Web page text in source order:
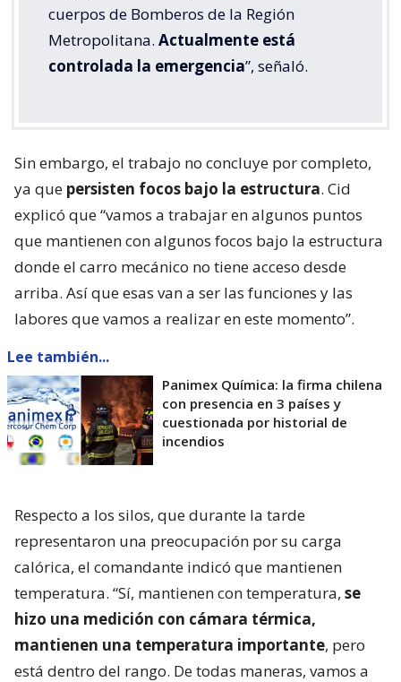
cuerpos de Bomberos de la Región
Metropolitana. Actualmente está
controlada la emergencia”, señaló.
Sin embargo, el trabajo no concluye por completo,
ya que persisten focos bajo la estructura. Cid
explicó que “vamos a trabajar en algunos puntos
que mantienen con algunos focos bajo la estructura
donde el carro mecánico no tiene acceso desde
arriba. Así que esas van a ser las funciones y las
labores que vamos a realizar en este momento”.
Lee también...
Panimex Química: la firma chilena
con presencia en 3 países y
cuestionada por historial de
incendios
Respecto a los silos, que durante la tarde
representaron una preocupación por su carga
calórica, el comandante indicó que mantienen
temperatura. “Sí, mantienen con temperatura, se
hizo una medición con cámara térmica,
mantienen una temperatura importante, pero
está dentro del rango. De todas maneras, vamos a